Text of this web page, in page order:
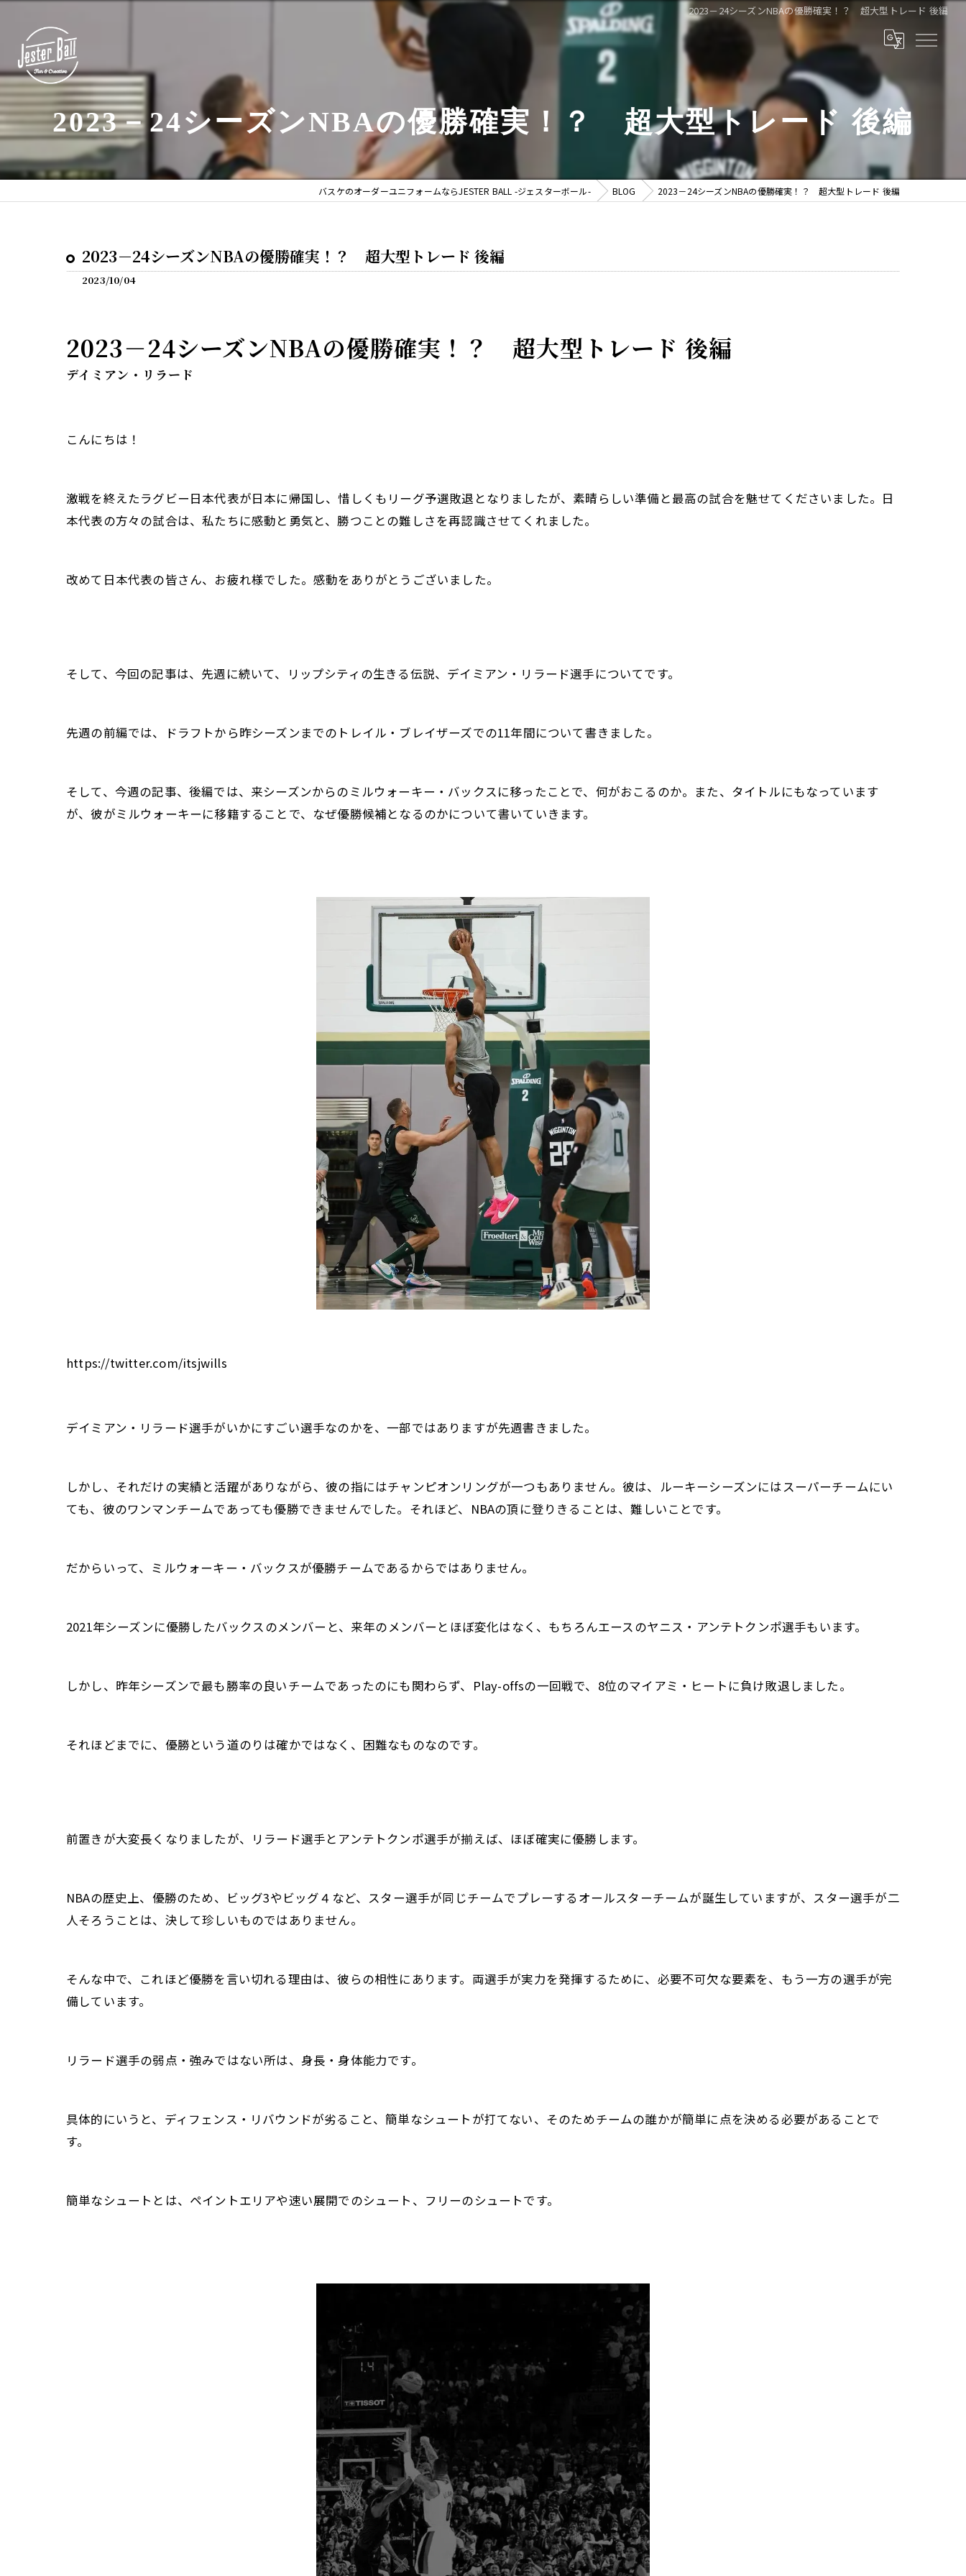
2023－24シーズンNBAの優勝確実！？ 超大型トレード 後編
2023－24シーズンNBAの優勝確実！？ 超大型トレード 後編
バスケのオーダーユニフォームならJESTER BALL -ジェスターボール- BLOG 2023－24シーズンNBAの優勝確実！？ 超大型トレード 後編
2023－24シーズンNBAの優勝確実！？ 超大型トレード 後編
2023/10/04
2023－24シーズンNBAの優勝確実！？ 超大型トレード 後編
デイミアン・リラード
こんにちは！
激戦を終えたラグビー日本代表が日本に帰国し、惜しくもリーグ予選敗退となりましたが、素晴らしい準備と最高の試合を魅せてくださいました。日
本代表の方々の試合は、私たちに感動と勇気と、勝つことの難しさを再認識させてくれました。
改めて日本代表の皆さん、お疲れ様でした。感動をありがとうございました。
そして、今回の記事は、先週に続いて、リップシティの生きる伝説、デイミアン・リラード選手についてです。
先週の前編では、ドラフトから昨シーズンまでのトレイル・ブレイザーズでの11年間について書きました。
そして、今週の記事、後編では、来シーズンからのミルウォーキー・バックスに移ったことで、何がおこるのか。また、タイトルにもなっています
が、彼がミルウォーキーに移籍することで、なぜ優勝候補となるのかについて書いていきます。
https://twitter.com/itsjwills
デイミアン・リラード選手がいかにすごい選手なのかを、一部ではありますが先週書きました。
しかし、それだけの実績と活躍がありながら、彼の指にはチャンピオンリングが一つもありません。彼は、ルーキーシーズンにはスーパーチームにい
ても、彼のワンマンチームであっても優勝できませんでした。それほど、NBAの頂に登りきることは、難しいことです。
だからいって、ミルウォーキー・バックスが優勝チームであるからではありません。
2021年シーズンに優勝したバックスのメンバーと、来年のメンバーとほぼ変化はなく、もちろんエースのヤニス・アンテトクンポ選手もいます。
しかし、昨年シーズンで最も勝率の良いチームであったのにも関わらず、Play-offsの一回戦で、8位のマイアミ・ヒートに負け敗退しました。
それほどまでに、優勝という道のりは確かではなく、困難なものなのです。
前置きが大変長くなりましたが、リラード選手とアンテトクンポ選手が揃えば、ほぼ確実に優勝します。
NBAの歴史上、優勝のため、ビッグ3やビッグ４など、スター選手が同じチームでプレーするオールスターチームが誕生していますが、スター選手が二
人そろうことは、決して珍しいものではありません。
そんな中で、これほど優勝を言い切れる理由は、彼らの相性にあります。両選手が実力を発揮するために、必要不可欠な要素を、もう一方の選手が完
備しています。
リラード選手の弱点・強みではない所は、身長・身体能力です。
具体的にいうと、ディフェンス・リバウンドが劣ること、簡単なシュートが打てない、そのためチームの誰かが簡単に点を決める必要があることで
す。
簡単なシュートとは、ペイントエリアや速い展開でのシュート、フリーのシュートです。